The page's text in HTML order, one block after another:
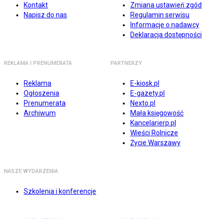
Kontakt
Napisz do nas
Zmiana ustawień zgód
Regulamin serwisu
Informacje o nadawcy
Deklaracja dostępności
REKLAMA I PRENUMERATA
Reklama
Ogłoszenia
Prenumerata
Archiwum
PARTNERZY
E-kiosk.pl
E-gazety.pl
Nexto.pl
Mała księgowość
Kancelarierp.pl
Wieści Rolnicze
Życie Warszawy
NASZE WYDARZENIA
Szkolenia i konferencje